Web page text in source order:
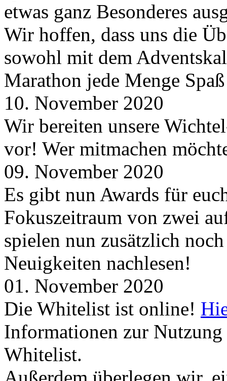
etwas ganz Besonderes
Wir hoffen, dass uns die
sowohl mit dem
Marathon jede Menge
10. November 2020
Wir bereiten unsere
vor! Wer mitmachen
09. November 2020
Es gibt nun Awards für
Fokuszeitraum von zwei
spielen nun zusätzlich
Neuigkeiten nachlesen!
01. November 2020
Die Whitelist ist online!
Informationen zur
Whitelist.